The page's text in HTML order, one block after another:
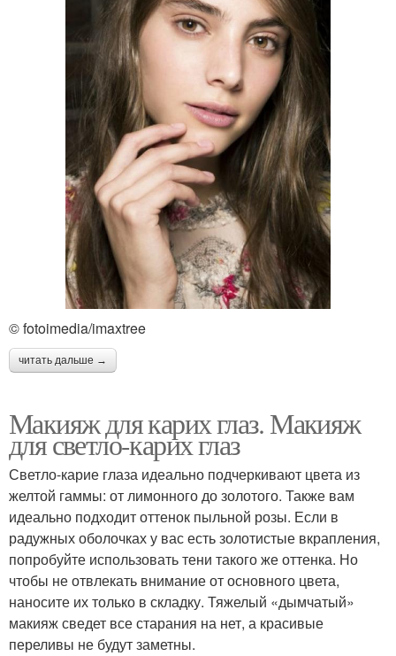
© fotoimedia/imaxtree
читать дальше →
Макияж для карих глаз. Макияж
для светло-карих глаз
Светло-карие глаза идеально подчеркивают цвета из
желтой гаммы: от лимонного до золотого. Также вам
идеально подходит оттенок пыльной розы. Если в
радужных оболочках у вас есть золотистые вкрапления,
попробуйте использовать тени такого же оттенка. Но
чтобы не отвлекать внимание от основного цвета,
наносите их только в складку. Тяжелый «дымчатый»
макияж сведет все старания на нет, а красивые
переливы не будут заметны.